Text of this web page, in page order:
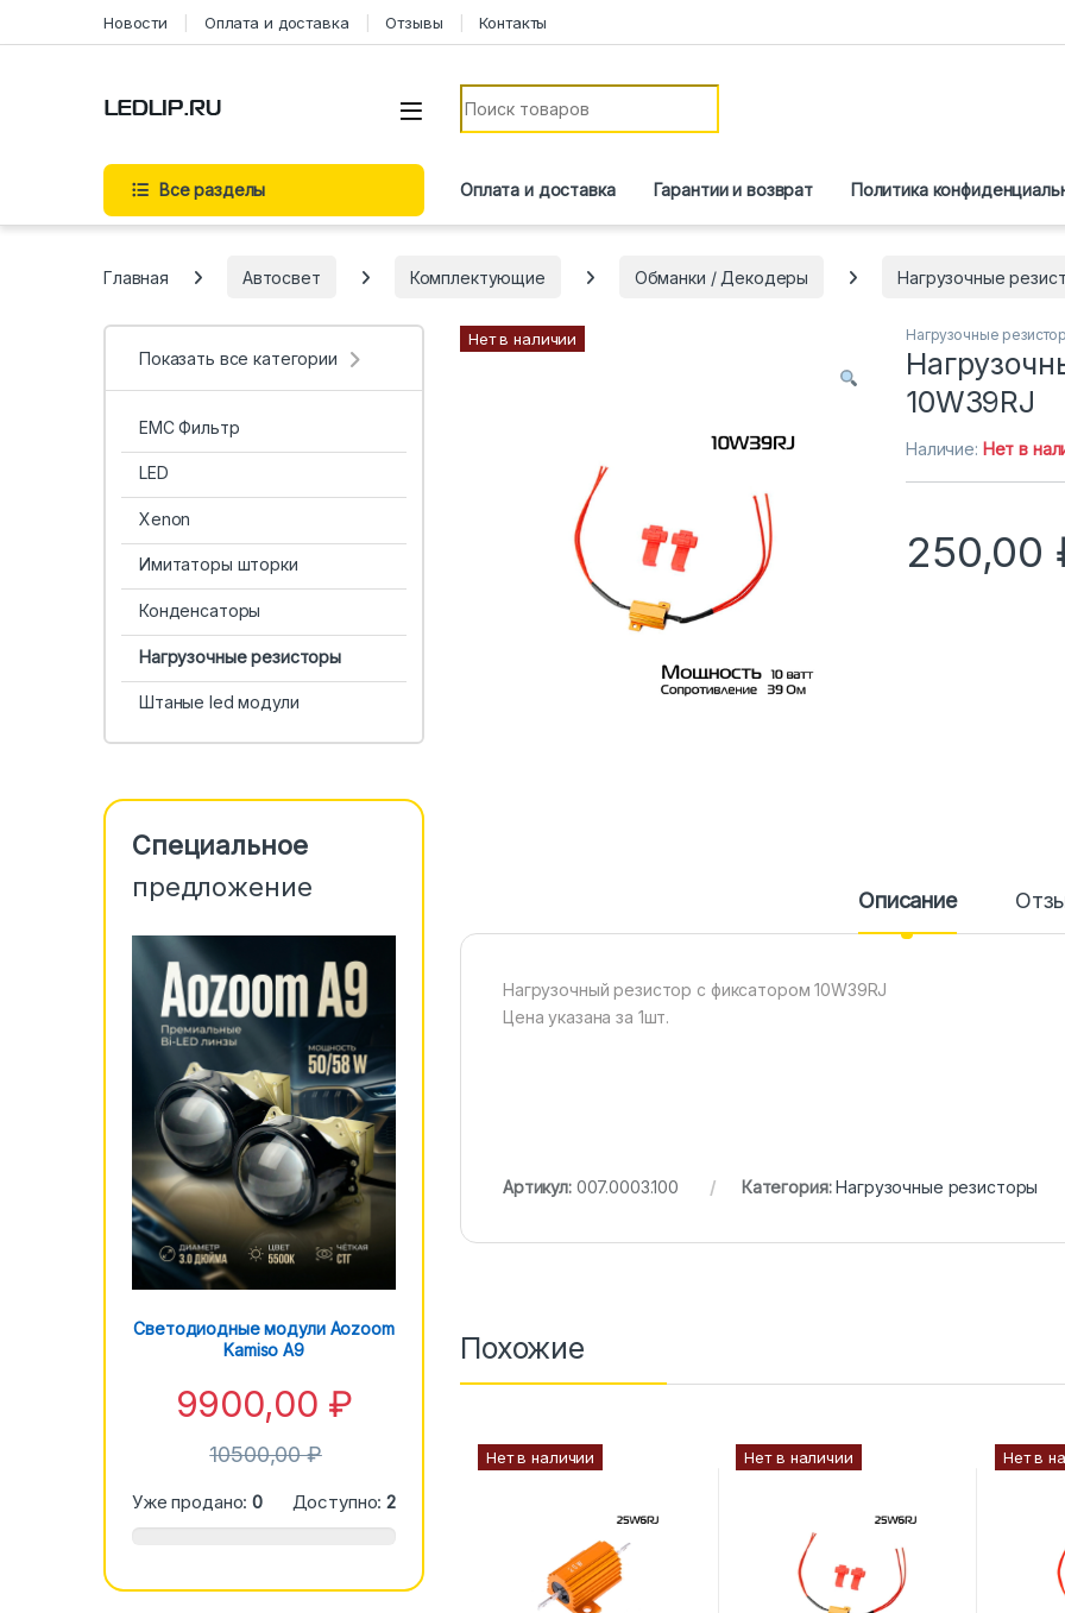
Перейти к содержимому
Новости Оплата и доставка Отзывы Контакты
Искать:
Все разделы Оплата и доставка Гарантии и возврат Политика
Главная Автосвет Комплектующие Обманки / Декодеры Нагрузочные
Нет в наличии Нагрузочные
10W39RJ
Наличие: Нет в
250,00
Описание
Нагрузочный резистор с фиксатором 10W39RJ
Цена указана за 1шт.
Артикул: 007.0003.100 Категория:Нагрузочные резисторы
Похожие
Нет в наличии Нет в наличии Нет в
Показать все категории
EMC Фильтр
LED
Xenon
Имитаторы шторки
Конденсаторы
Нагрузочные резисторы
Штаные led модули
Специальное
предложение
Светодиодные модули Aozoom
Kamiso A9
9900,00 ₽
10500,00₽
Уже продано:0 Доступно:2